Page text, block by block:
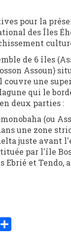
pour la
des Îles
de 6 îles
Assoun)
une
qui le
deux parties :
(ou
une zone
juste avant
par l'île
et Tendo,